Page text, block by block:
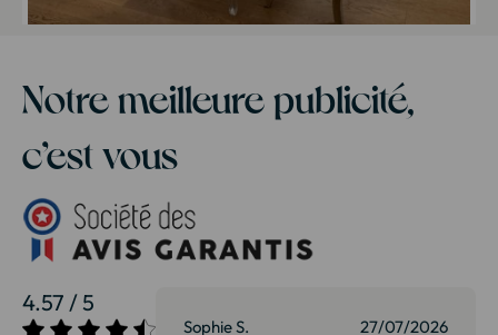
Notre meilleure publicité,
c’est vous
4.57 / 5
27/07/2026 Sophie S. 27/07/2026